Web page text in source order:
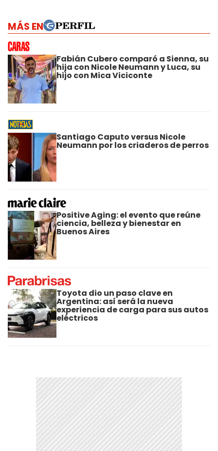
MÁS EN
Fabián Cubero comparó a Sienna, su
hija con Nicole Neumann y Luca, su
hijo con Mica Viciconte
Santiago Caputo versus Nicole
Neumann por los criaderos de perros
Positive Aging: el evento que reúne
ciencia, belleza y bienestar en
Buenos Aires
Toyota dio un paso clave en
Argentina: así será la nueva
experiencia de carga para sus autos
eléctricos